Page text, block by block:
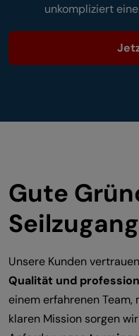
unkompliziert
Gute
Seilzugang
Unsere Kunden
Qualität und
einem erfahrenen
klaren Mission sorgen